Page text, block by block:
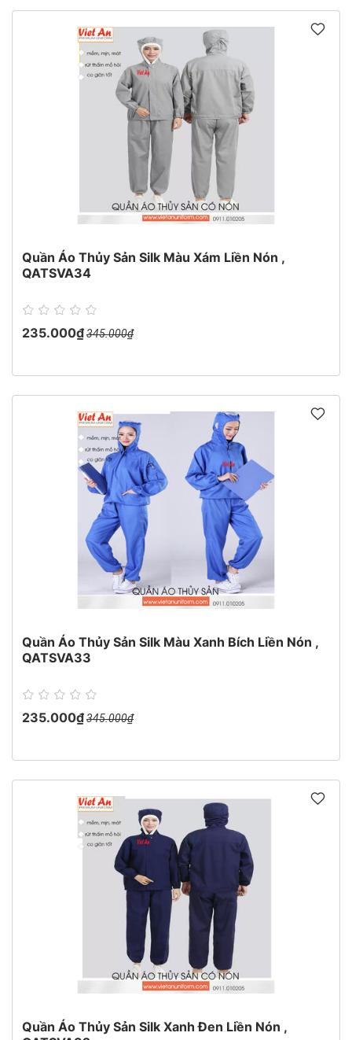
Quần Áo Thủy Sản Silk Màu Xám Liền Nón ,
QATSVA34
235.000₫345.000₫
Quần Áo Thủy Sản Silk Màu Xanh Bích Liền Nón ,
QATSVA33
235.000₫345.000₫
Quần Áo Thủy Sản Silk Xanh Đen Liền Nón ,